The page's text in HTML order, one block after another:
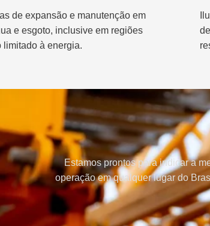
de expansão e manutenção em
e esgoto, inclusive em regiões
limitado à energia.
Estamos prontos para indicar a
operação em qualquer lugar do